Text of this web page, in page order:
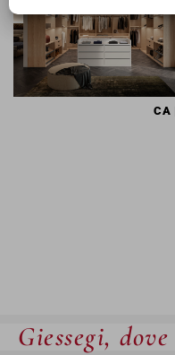
CA
Giessegi,